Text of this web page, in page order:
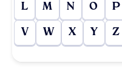
L M N O P
V W X Y Z